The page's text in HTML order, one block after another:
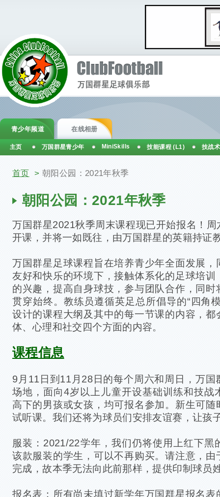
你在这里
首页 > 朝阳公园：2021年秋季
朝阳公园：2021年秋季
万国群星2021秋季周末课程现已开始报名！
开课，并将一如既往，由万国群星的英籍持证
万国群星足球课程旨在培养青少年全面发展
友好和快乐的环境下，接触体系化的足球培
的兴趣，提高自身球技，参与团队合作，同
贯穿始终。教练员遵循英足总所倡导的“四角
设计的课程大纲及其中的每一节课的内容，
体、心理和社交四个方面的内容。
课程信息
9月11日到11月28日的每个周六和周日，万国
场地，面向4岁以上儿童开设基础训练和技战
高下的男孩或女孩，均可报名参加。新生可
试听课。我们还将为球员们安排友谊赛，让孩
服装：2021/22学年，我们仍将使用上红下黑
该款服装的学生，可以不再购买。请注意，
完成，故本季无法向此前那样，提供印制球员
报名表：所有尚未填过新学年万国群星报名
青少年频道 在线相册
主页 万国群星青少年 MiniSkills 技能课程 (L1) 技战